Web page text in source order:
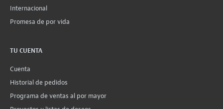
Internacional
Promesa de por vida
TU CUENTA
Cuenta
Historial de pedidos
Programa de ventas al por mayor